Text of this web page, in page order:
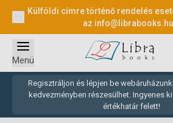
Külföldi címre történő rendelés
az info@librabooks.hu
Regisztráljon és lépjen be
kedvezményben részesülhet. Ingyenes
értékhatár felett!
Menü